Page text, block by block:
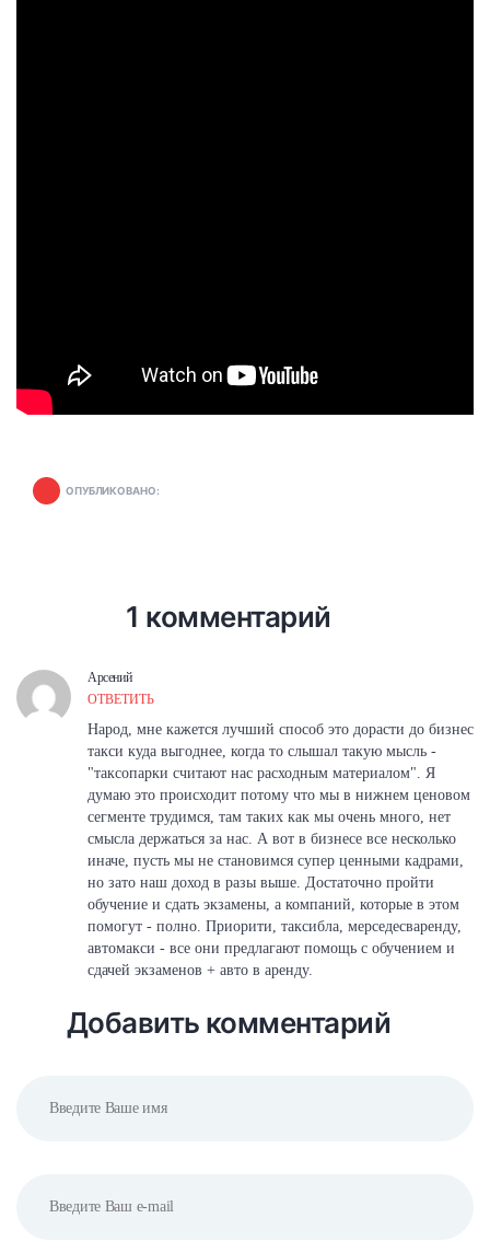
ОПУБЛИКОВАНО:
1 комментарий
Арсений
ОТВЕТИТЬ
Народ, мне кажется лучший способ это дорасти до бизнес
такси куда выгоднее, когда то слышал такую мысль -
"таксопарки считают нас расходным материалом". Я
думаю это происходит потому что мы в нижнем ценовом
сегменте трудимся, там таких как мы очень много, нет
смысла держаться за нас. А вот в бизнесе все несколько
иначе, пусть мы не становимся супер ценными кадрами,
но зато наш доход в разы выше. Достаточно пройти
обучение и сдать экзамены, а компаний, которые в этом
помогут - полно. Приорити, таксибла, мерседесваренду,
автомакси - все они предлагают помощь с обучением и
сдачей экзаменов + авто в аренду.
Добавить комментарий